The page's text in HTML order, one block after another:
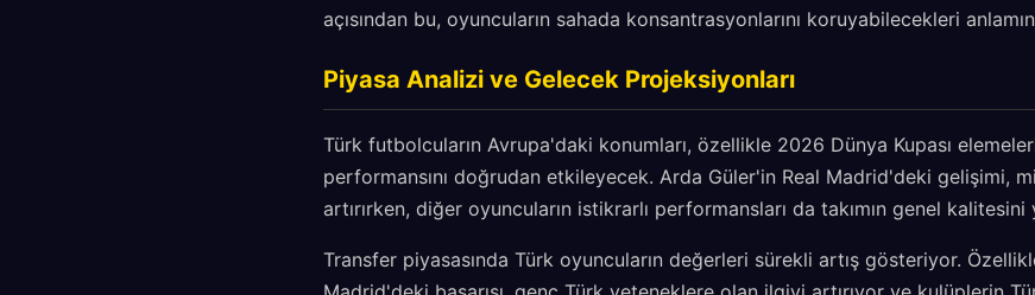
açısından bu, oyuncuların sahada konsantrasyonlarını koruyabilecekleri
Piyasa Analizi ve Gelecek Projeksiyonları
Türk futbolcuların Avrupa'daki konumları, özellikle 2026 Dünya Kupası
performansını doğrudan etkileyecek. Arda Güler'in Real Madrid'deki gelişimi,
artırırken, diğer oyuncuların istikrarlı performansları da takımın genel
Transfer piyasasında Türk oyuncuların değerleri sürekli artış gösteriyor.